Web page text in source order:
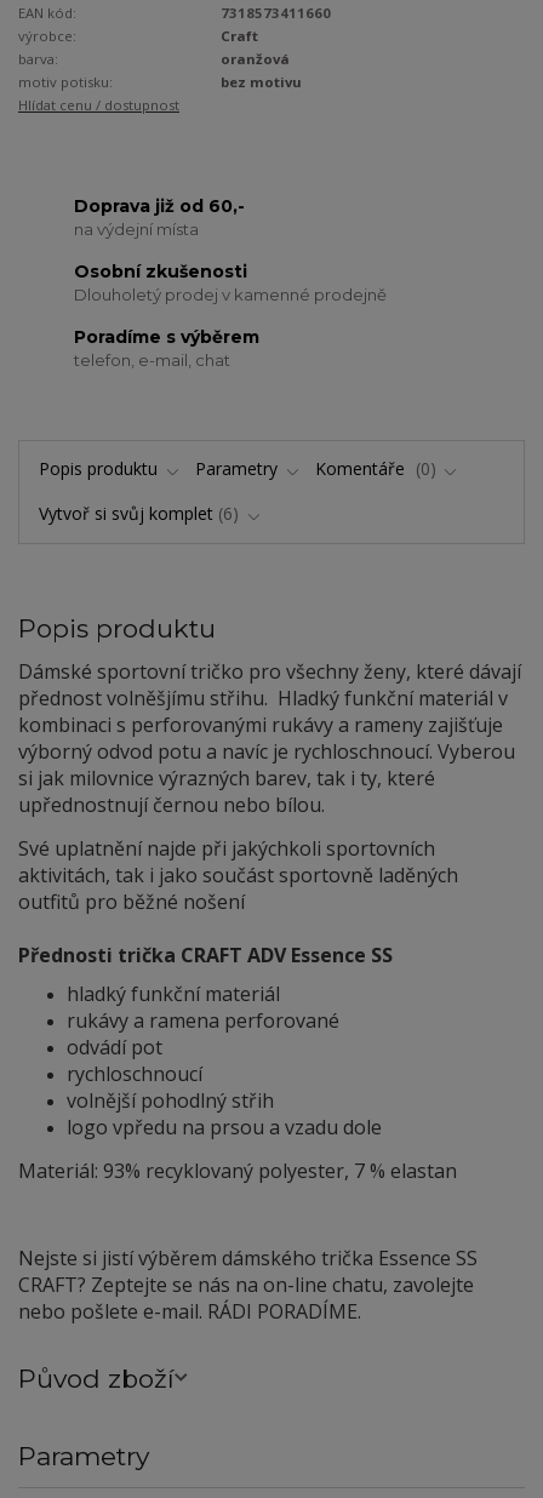
EAN kód:
7318573411660
výrobce:
Craft
barva:
oranžová
motiv potisku:
bez motivu
Hlídat cenu / dostupnost
Doprava již od 60,-
na výdejní místa
Osobní zkušenosti
Dlouholetý prodej v kamenné prodejně
Poradíme s výběrem
telefon, e-mail, chat
Popis produktu Parametry Komentáře
0
Vytvoř si svůj komplet 6
Popis produktu
Dámské sportovní tričko pro všechny ženy, které dávají
přednost volněšjímu střihu. Hladký funkční materiál v
kombinaci s perforovanými rukávy a rameny zajišťuje
výborný odvod potu a navíc je rychloschnoucí. Vyberou
si jak milovnice výrazných barev, tak i ty, které
upřednostnují černou nebo bílou.
Své uplatnění najde při jakýchkoli sportovních
aktivitách, tak i jako součást sportovně laděných
outfitů pro běžné nošení
Přednosti trička CRAFT ADV Essence SS
hladký funkční materiál
rukávy a ramena perforované
odvádí pot
rychloschnoucí
volnější pohodlný střih
logo vpředu na prsou a vzadu dole
Materiál: 93% recyklovaný polyester, 7 % elastan
Nejste si jistí výběrem dámského trička Essence SS
CRAFT? Zeptejte se nás na on-line chatu, zavolejte
nebo pošlete e-mail. RÁDI PORADÍME.
Původ zboží
Parametry